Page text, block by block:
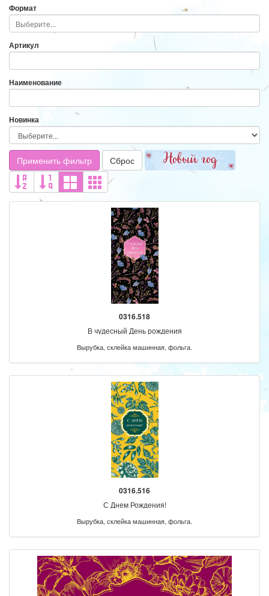
Формат
Артикул
Наименование
Новинка
Применить фильтр Сброс
0316.518
В чудесный День рождения
Вырубка, склейка машинная, фольга.
0316.516
С Днем Рождения!
Вырубка, склейка машинная, фольга.